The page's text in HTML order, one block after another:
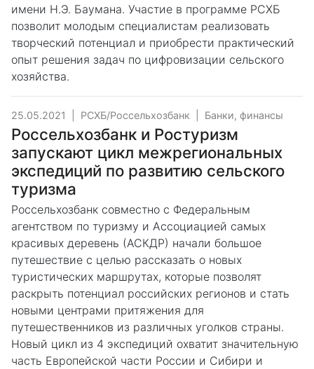
имени Н.Э. Баумана. Участие в программе РСХБ
позволит молодым специалистам реализовать
творческий потенциал и приобрести практический
опыт решения задач по цифровизации сельского
хозяйства.
25.05.2021 РСХБ/Россельхозбанк Банки, финансы
Россельхозбанк и Ростуризм
запускают цикл межрегиональных
экспедиций по развитию сельского
туризма
Россельхозбанк совместно с Федеральным
агентством по туризму и Ассоциацией самых
красивых деревень (АСКДР) начали большое
путешествие с целью рассказать о новых
туристических маршрутах, которые позволят
раскрыть потенциал российских регионов и стать
новыми центрами притяжения для
путешественников из различных уголков страны.
Новый цикл из 4 экспедиций охватит значительную
часть Европейской части России и Сибири и